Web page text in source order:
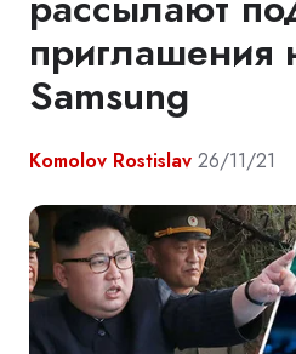
приглашения
Samsung
Komolov Rostislav 26/11/21